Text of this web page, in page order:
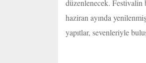
düzenlenecek.
haziran ayında
yapıtlar, sevenleriyle